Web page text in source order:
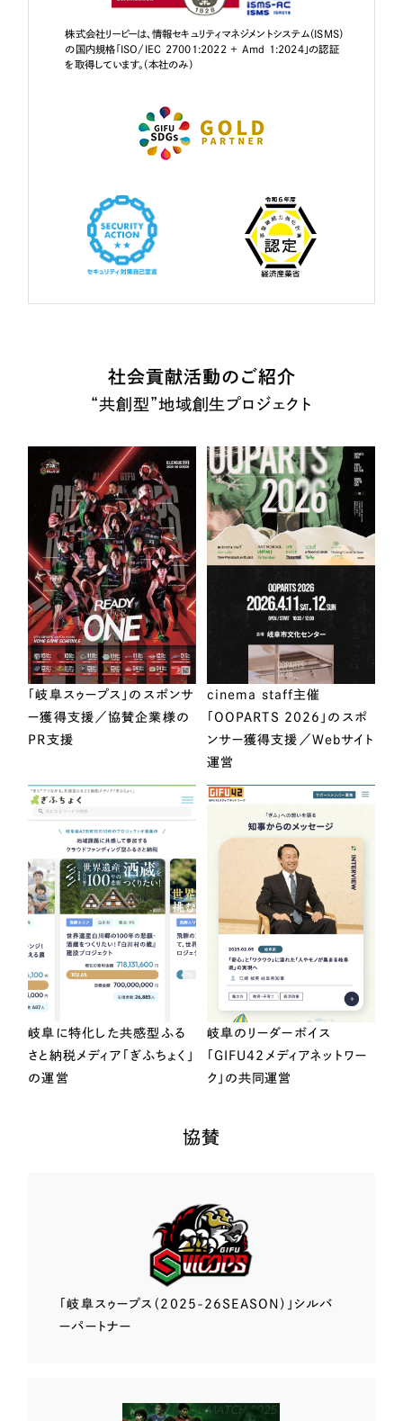
株式会社リーピーは、情報セキュリティマネジメントシステム（ISMS）
の国内規格「ISO/IEC 27001:2022 + Amd 1:2024」の認証
を取得しています。（本社のみ）
社会貢献活動のご紹介
“共創型”地域創生プロジェクト
「岐阜スゥープス」のスポンサ
ー獲得支援／協賛企業様の
PR支援
cinema staff主催
「OOPARTS 2026」のスポ
ンサー獲得支援／Webサイト
運営
岐阜に特化した共感型ふる
さと納税メディア「ぎふちょく」
の運営
岐阜のリーダーボイス
「GIFU42メディアネットワー
ク」の共同運営
協賛
「岐阜スゥープス （2025-26SEASON）」 シルバ
ーパートナー